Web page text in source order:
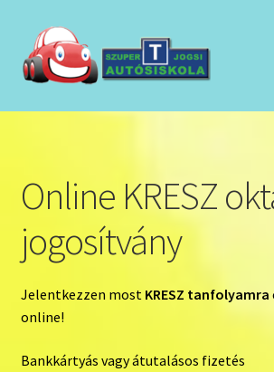
Ugrás
a
navigációhoz
Kilépés
a
tartalomba
Kezdőlap
Adatkezelési tájékoztató
Általános szerződési feltételek:
General terms and conditions:
Hírek, események
Online KRESZ
jogosítvány
Jelentkezzen most KRESZ tanfolyamra
online!
Bankkártyás vagy átutalásos fizetés